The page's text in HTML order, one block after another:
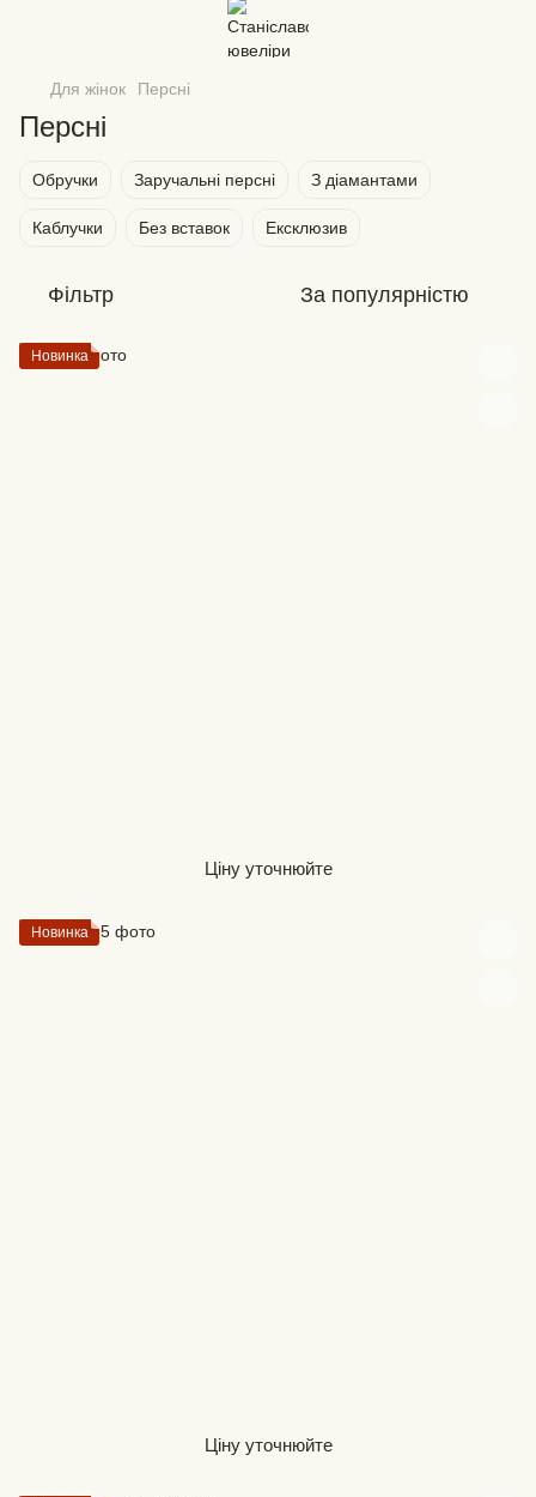
Для жінок Персні
Персні
Обручки Заручальні персні З діамантами
Каблучки Без вставок Ексклюзив
Фільтр За популярністю
Новинка
Ціну уточнюйте
Новинка
Ціну уточнюйте